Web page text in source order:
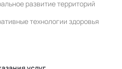
развитие территорий
технологии здоровья